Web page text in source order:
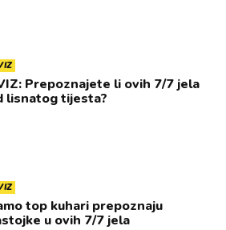
Prepoznajete li ovih 7/7 jela
lisnatog tijesta?
top kuhari prepoznaju
u ovih 7/7 jela